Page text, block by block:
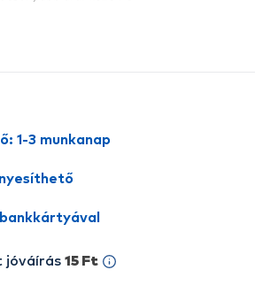
1-3 munkanap
jóváírás 15 Ft